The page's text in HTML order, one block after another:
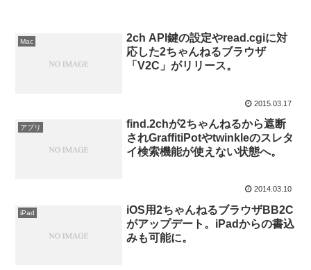
Mac
2ch API鍵の設定やread.cgiに対
応した2ちゃんねるブラウザ
「V2C」がリリース。
2015.03.17
アプリ
find.2chが2ちゃんねるから遮断
されGraffitiPotやtwinkleのスレタ
イ検索機能が使えない状態へ。
2014.03.10
iPad
iOS用2ちゃんねるブラウザBB2C
がアップデート。iPadからの書込
みも可能に。